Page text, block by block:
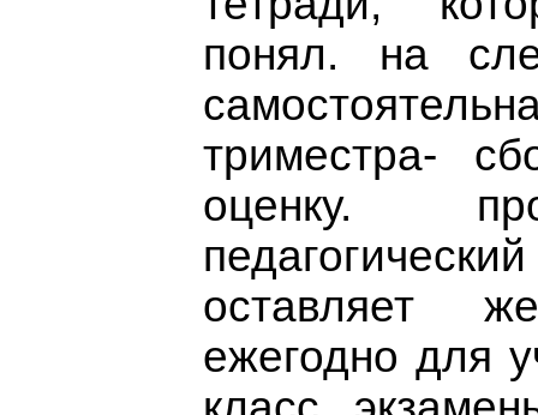
понял. на
триместра-
оценку.
оставляет
ежегодно для